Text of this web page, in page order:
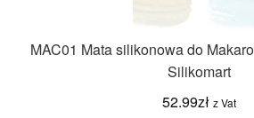
MAC01 Mata silikonowa do
Silikomart
52.99zł z Vat